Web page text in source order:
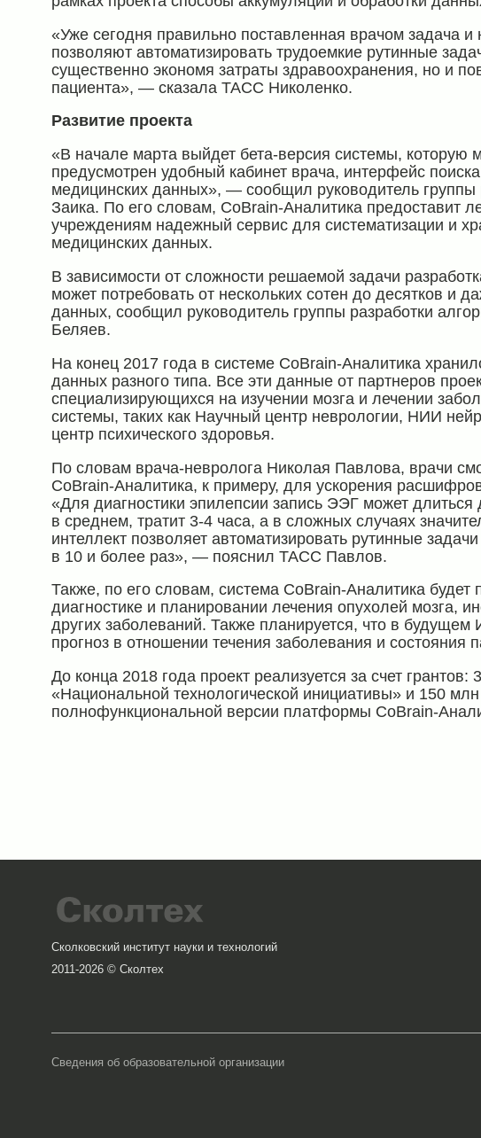
«Уже сегодня правильно поставленная врачом задача и
позволяют автоматизировать трудоемкие рутинные
существенно экономя затраты здравоохранения, но и
пациента», — сказала ТАСС Николенко.
Развитие проекта
«В начале марта выйдет бета-версия системы,
предусмотрен удобный кабинет врача, интерфейс
медицинских данных», — сообщил руководитель
Заика. По его словам, CoBrain-Аналитика предоставит
учреждениям надежный сервис для систематизации и
медицинских данных.
В зависимости от сложности решаемой задачи
может потребовать от нескольких сотен до десятков и
данных, сообщил руководитель группы разработки
Беляев.
На конец 2017 года в системе CoBrain-Аналитика
данных разного типа. Все эти данные от партнеров
специализирующихся на изучении мозга и лечении
системы, таких как Научный центр неврологии, НИИ
центр психического здоровья.
По словам врача-невролога Николая Павлова, врачи
CoBrain-Аналитика, к примеру, для ускорения
«Для диагностики эпилепсии запись ЭЭГ может
в среднем, тратит 3-4 часа, а в сложных случаях
интеллект позволяет автоматизировать рутинные
в 10 и более раз», — пояснил ТАСС Павлов.
Также, по его словам, система CoBrain-Аналитика будет
диагностике и планировании лечения опухолей мозга,
других заболеваний. Также планируется, что в будущем
прогноз в отношении течения заболевания и состояния
До конца 2018 года проект реализуется за счет
«Национальной технологической инициативы» и 150
полнофункциональной версии платформы CoBrain-
Сколковский институт науки и технологий
2011-2026 © Сколтех
Сведения об образовательной организации